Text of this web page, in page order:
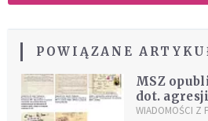
POWIĄZANE
MSZ
dot. agresji
WIADOMOŚCI Z